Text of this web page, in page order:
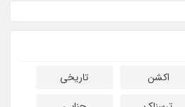
اکشن
تاریخی